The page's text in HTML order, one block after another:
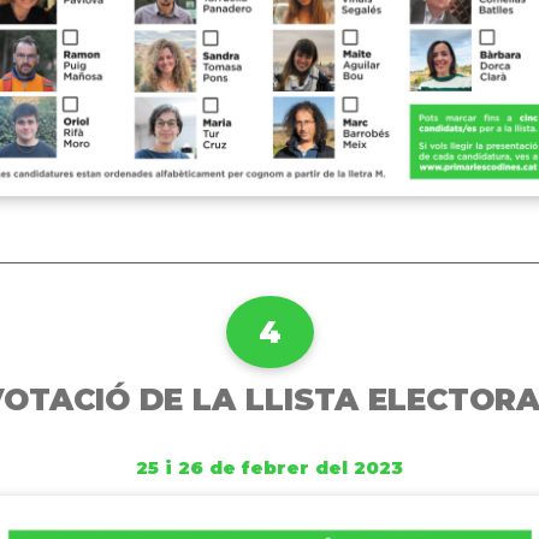
4
DE LA LLISTA
25 i 26 de febrer del 2023